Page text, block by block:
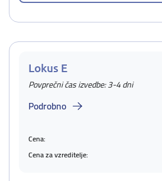
Lokus E
Povprečni čas izvedbe: 3-4 dni
Podrobno
Cena:
Cena za vzreditelje: